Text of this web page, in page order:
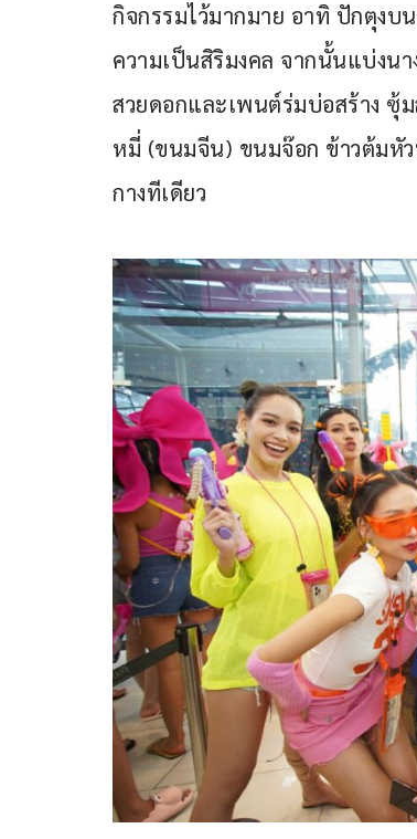
กิจกรรมไว้มากมาย อาทิ ปักตุงบ
ความเป็นสิริมงคล จากนั้นแบ่งน
สวยดอกและเพนต์ร่มบ่อสร้าง ซุ้
หมี่ (ขนมจีน) ขนมจ๊อก ข้าวต้มหั
กางทีเดียว